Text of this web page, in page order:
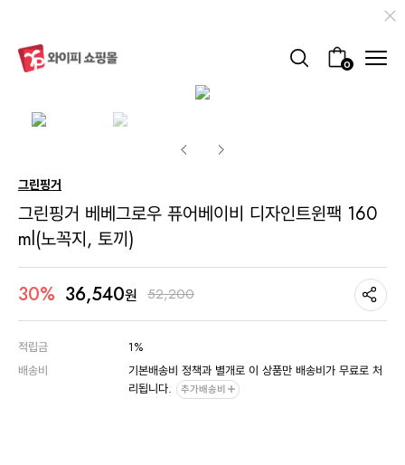
0
그린핑거
그린핑거 베베그로우 퓨어베이비 디자인트윈팩 160
ml(노꼭지, 토끼)
30% 36,540원 52,200
적립금
1%
배송비
기본배송비 정책과 별개로 이 상품만 배송비가 무료로 처
리됩니다.
추가배송비